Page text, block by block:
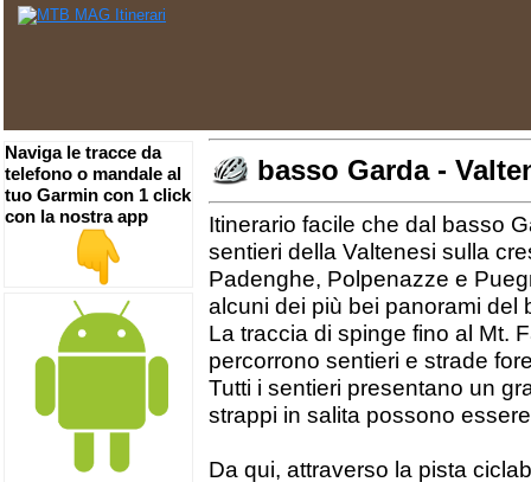
basso Garda -
Itinerario facile che dal basso
sentieri della Valtenesi sulla
Padenghe, Polpenazze e
alcuni dei più bei panorami del
La traccia di spinge fino al Mt.
percorrono sentieri e strade
Tutti i sentieri presentano un
strappi in salita possono
Da qui, attraverso la pista
Naviga le tracce da
telefono o mandale al
tuo Garmin con 1 click
con la nostra app